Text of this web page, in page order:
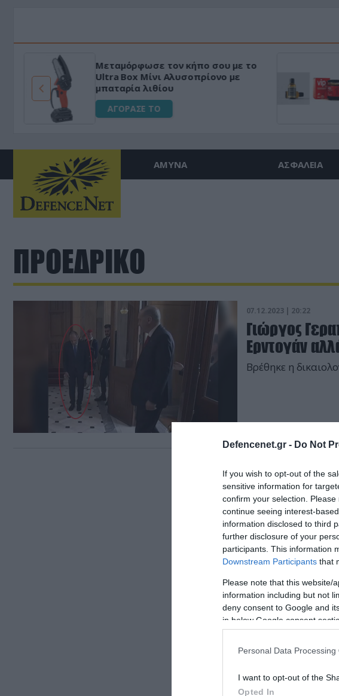
Defencenet.gr - Do Not
If you wish to opt-out of the
sensitive information for
confirm your selection.
continue seeing interest-
information disclosed to third
further disclosure of your
participants. This information
Downstream Participants that
Please note that this website/
information including but not
deny consent to Google and
in below Google consent
Personal Data Processing
I want to opt-out of the
Opted In
Μεταμόρφωσε τον κήπο σου με το
Ultra Box Μίνι Αλυσοπρίονο με
μπαταρία λιθίου
ΑΓΟΡΑΣΕ ΤΟ
ΑΜΥΝΑ ΑΣΦΑΛΕΙΑ
ΠΡΟΕΔΡΙΚΟ
07.12.2023 | 20:22
Γιώργος
Ερντογάν
Βρέθηκε η